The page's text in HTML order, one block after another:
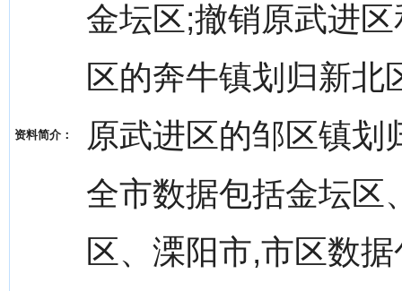
资料简介：
金坛区;撤销原武进
区的奔牛镇划归新
原武进区的邹区镇划
全市数据包括金坛区
区、溧阳市,市区数